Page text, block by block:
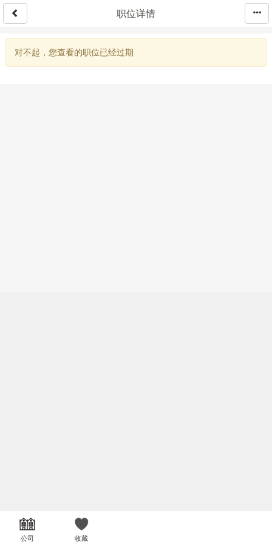
职位详情
对不起，您查看的职位已经过期
公司 收藏